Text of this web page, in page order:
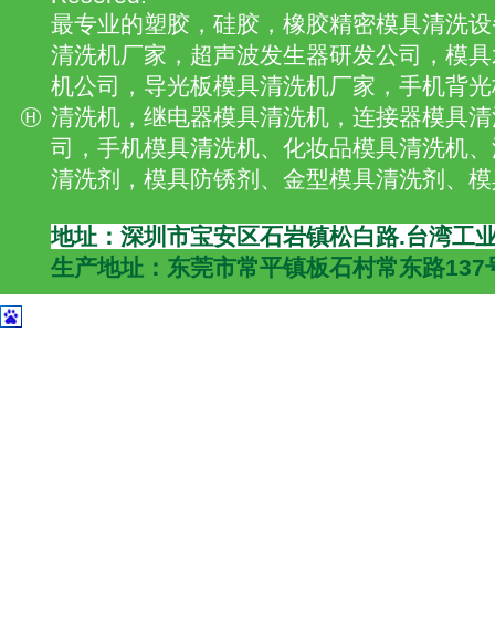
最专业的塑胶，硅胶，橡胶精密模具清洗
清洗机厂家，超声波发生器研发公司，模
机公司，导光板模具清洗机厂家，手机背
清洗机，继电器模具清洗机，连接器模具
司，手机模具清洗机、化妆品模具清洗机
清洗剂，模具防锈剂、金型模具清洗剂、
地址：深圳市宝安区石岩镇松白路.台湾工
生产地址：东莞市常平镇板石村常东路137